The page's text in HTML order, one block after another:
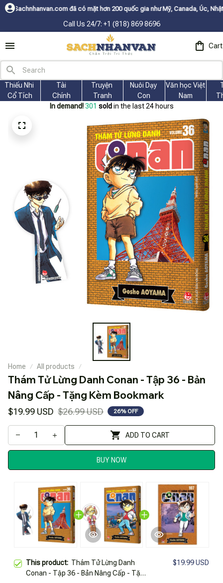
đã có mặt hơn 200 quốc gia như Mỹ, Canada, Úc, Nhật, Hàn, và các
Call Us 24/7: +1 (818) 869 8696
Cart
Thiếu Nhi
Cổ Tích
Tài
Chính
Truyện
Tranh
Nuôi Dạy
Con
Văn học Việt
Nam
In demand! 301 sold in the last 24 hours
Home All products
Thám Tử Lừng Danh Conan - Tập 36 - Bản
Nâng Cấp - Tặng Kèm Bookmark
$19.99 USD $26.99 USD 26% OFF
ADD TO CART
BUY NOW
This product: Thám Tử Lừng Danh
Conan - Tập 36 - Bản Nâng Cấp - Tặng
$19.99 USD